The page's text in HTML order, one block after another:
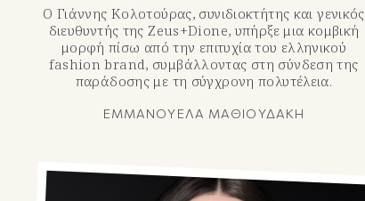
Ο Γιάννης Κολοτούρας, συνιδιοκτήτης και γενικός
διευθυντής της Zeus+Dione, υπήρξε μια κομβική
μορφή πίσω από την επιτυχία του ελληνικού
fashion brand, συμβάλλοντας στη σύνδεση της
παράδοσης με τη σύγχρονη πολυτέλεια.
ΕΜΜΑΝΟΥΕΛΑ ΜΑΘΙΟΥΔΑΚΗ